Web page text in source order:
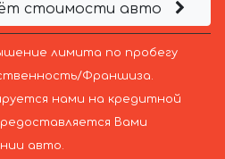
стоимости авто
лимита по пробегу
Франшиза.
нами на кредитной
Вами
авто.